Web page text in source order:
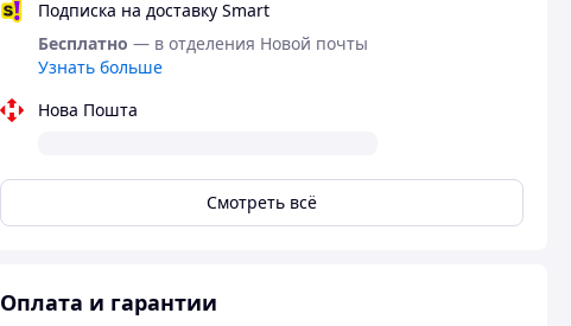
Подписка на доставку Smart
Бесплатно — в отделения Новой почты
Узнать больше
Нова Пошта
Смотреть всё
Оплата и гарантии